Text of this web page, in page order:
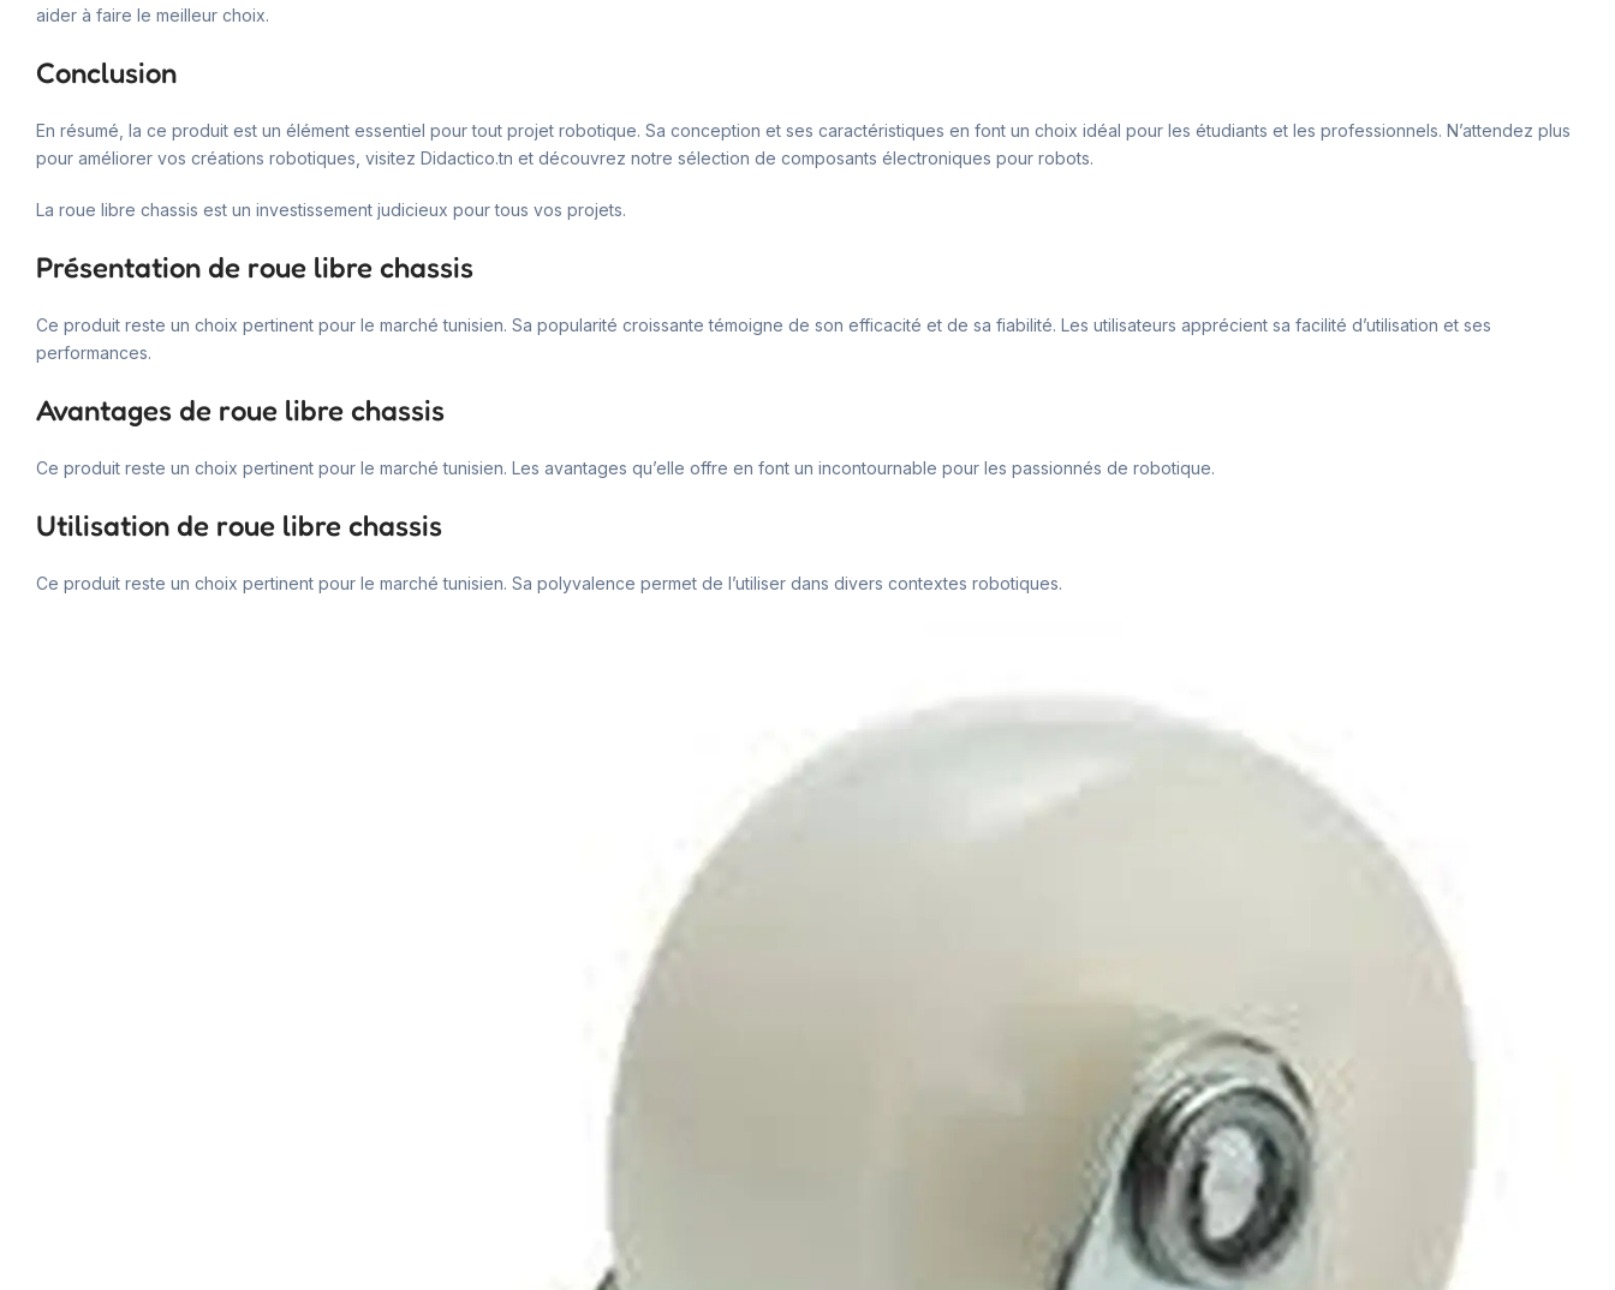
aider à faire le meilleur choix.
Conclusion
En résumé, la ce produit est un élément essentiel pour tout projet robotique. Sa conception et ses caractéristiques en font un choix idéal pour les étudiants et les professionnels. N’attendez plus
pour améliorer vos créations robotiques, visitez Didactico.tn et découvrez notre sélection de composants électroniques pour robots.
La roue libre chassis est un investissement judicieux pour tous vos projets.
Présentation de roue libre chassis
Ce produit reste un choix pertinent pour le marché tunisien. Sa popularité croissante témoigne de son efficacité et de sa fiabilité. Les utilisateurs apprécient sa facilité d’utilisation et ses
performances.
Avantages de roue libre chassis
Ce produit reste un choix pertinent pour le marché tunisien. Les avantages qu’elle offre en font un incontournable pour les passionnés de robotique.
Utilisation de roue libre chassis
Ce produit reste un choix pertinent pour le marché tunisien. Sa polyvalence permet de l’utiliser dans divers contextes robotiques.